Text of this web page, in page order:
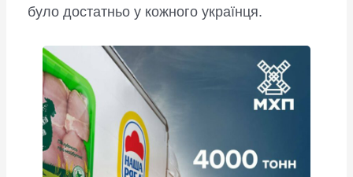
було достатньо у кожного українця.